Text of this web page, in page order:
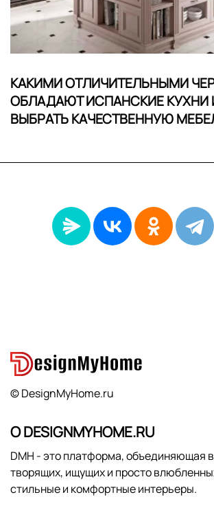
КАКИМИ ОТЛИЧИТЕЛЬНЫМИ
ОБЛАДАЮТ ИСПАНСКИЕ КУХНИ
ВЫБРАТЬ КАЧЕСТВЕННУЮ
© DesignMyHome.ru
О DESIGNMYHOME.RU
DMH - это платформа, объединяющая
творящих, ищущих и просто
стильные и комфортные интерьеры.